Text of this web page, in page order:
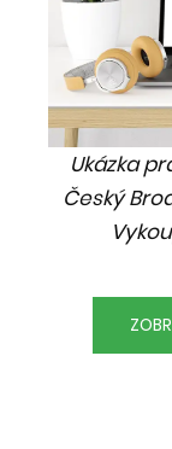
Ukázka
Český